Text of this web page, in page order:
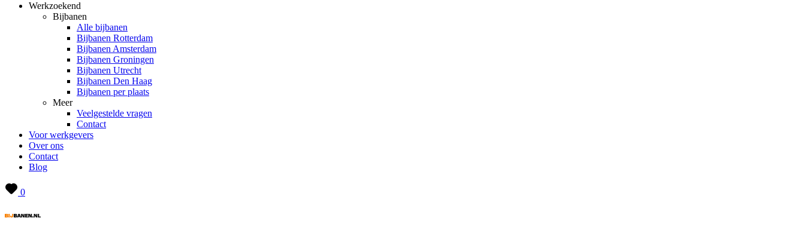
Werkzoekend
Bijbanen
Alle bijbanen
Bijbanen Rotterdam
Bijbanen Amsterdam
Bijbanen Groningen
Bijbanen Utrecht
Bijbanen Den Haag
Bijbanen per plaats
Meer
Veelgestelde vragen
Contact
Voor werkgevers
Over ons
Contact
Blog
0